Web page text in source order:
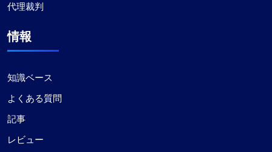
代理裁判
情報
知識ベース
よくある質問
記事
レビュー